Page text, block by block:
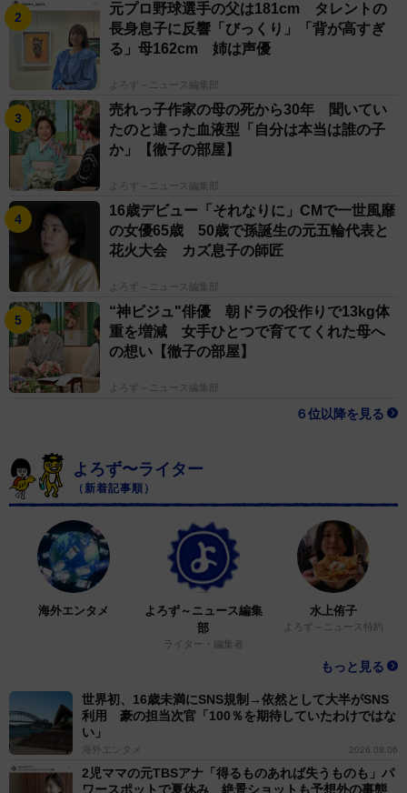
元プロ野球選手の父は181cm タレントの
長身息子に反響「びっくり」「背が高すぎ
る」母162cm 姉は声優
よろず～ニュース編集部
売れっ子作家の母の死から30年 聞いてい
たのと違った血液型「自分は本当は誰の子
か」【徹子の部屋】
よろず～ニュース編集部
16歳デビュー「それなりに」CMで一世風靡
の女優65歳 50歳で孫誕生の元五輪代表と
花火大会 カズ息子の師匠
よろず～ニュース編集部
“神ビジュ"俳優 朝ドラの役作りで13kg体
重を増減 女手ひとつで育ててくれた母へ
の想い【徹子の部屋】
よろず～ニュース編集部
６位以降を見る
よろず〜ライター
（新着記事順）
海外エンタメ
よろず～ニュース編集
部
ライター・編集者
水上侑子
よろず～ニュース特約
もっと見る
世界初、16歳未満にSNS規制→依然として大半がSNS
利用 豪の担当次官「100％を期待していたわけではな
い」
海外エンタメ 2026.08.06
2児ママの元TBSアナ「得るものあれば失うものも」パ
ワースポットで夏休み 絶景ショットも予想外の事態